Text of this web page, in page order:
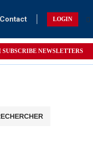
Contact LOGIN
SUBSCRIBE NEWSLETTERS